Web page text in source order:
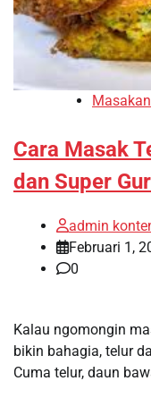
Masakan
Cara Masak
dan Super
admin
Februari 1,
0
Kalau ngomongin
bikin bahagia, telur
Cuma telur, daun